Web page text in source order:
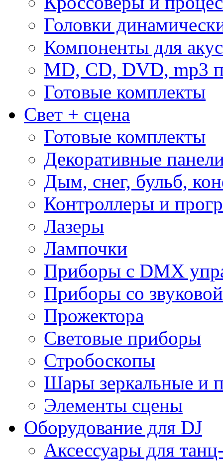
Головки
Компоненты для
MD, CD, DVD, mp3
Готовые комплекты
Свет + сцена
Готовые комплекты
Декоративные
Дым, снег, бульб,
Контроллеры и
Лазеры
Лампочки
Приборы с DMX
Приборы со
Прожектора
Световые приборы
Стробоскопы
Шары зеркальные и
Элементы сцены
Оборудование для DJ
Аксессуары для